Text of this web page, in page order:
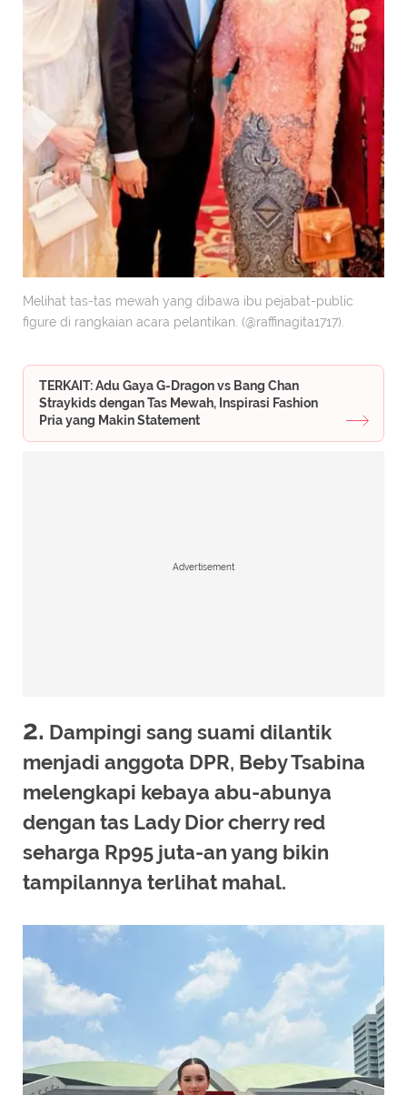
Melihat tas-tas mewah yang dibawa ibu pejabat-public
figure di rangkaian acara pelantikan. (@raffinagita1717).
TERKAIT: Adu Gaya G-Dragon vs Bang Chan
Straykids dengan Tas Mewah, Inspirasi Fashion
Pria yang Makin Statement
Advertisement
2. Dampingi sang suami dilantik
menjadi anggota DPR, Beby Tsabina
melengkapi kebaya abu-abunya
dengan tas Lady Dior cherry red
seharga Rp95 juta-an yang bikin
tampilannya terlihat mahal.